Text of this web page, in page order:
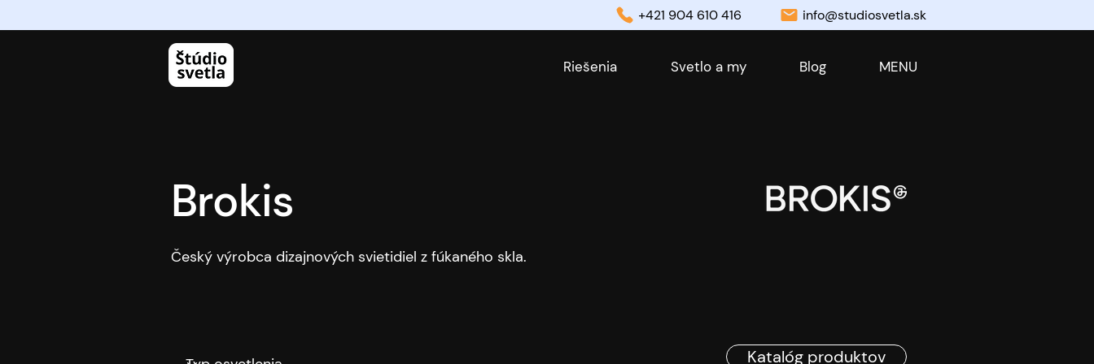
+421 904 610 416 info@studiosvetla.sk
Riešenia Svetlo a my Blog MENU
Brokis
Český výrobca dizajnových svietidiel z fúkaného skla.
Katalóg produktov